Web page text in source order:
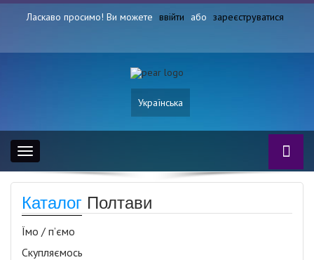
Ласкаво просимо! Ви можете ввійти або зареєструватися
Українська
Toggle
navigation
Каталог Полтави
Їмо / п’ємо
Скупляємось